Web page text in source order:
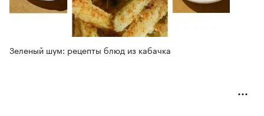
Зеленый шум: рецепты блюд из кабачка